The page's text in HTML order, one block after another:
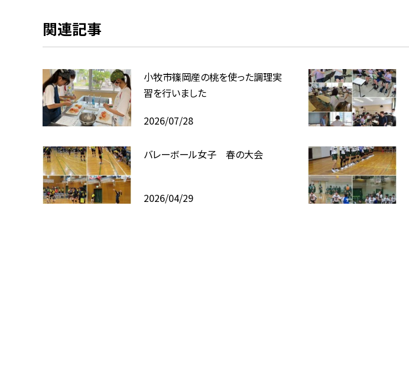
関連記事
小牧市篠岡産の桃を使った調理実
習を行いました
2026/07/28
バレーボール女子 春の大会
2026/04/29